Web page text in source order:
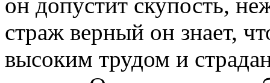
страж верный он знает,
высоким трудом и